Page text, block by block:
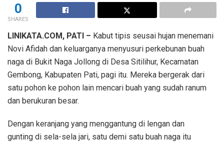
0
SHARES
LINIKATA.COM, PATI – Kabut tipis seusai hujan menemani
Novi Afidah dan keluarganya menyusuri perkebunan buah
naga di Bukit Naga Jollong di Desa Sitilihur, Kecamatan
Gembong, Kabupaten Pati, pagi itu. Mereka bergerak dari
satu pohon ke pohon lain mencari buah yang sudah ranum
dan berukuran besar.
Dengan keranjang yang menggantung di lengan dan
gunting di sela-sela jari, satu demi satu buah naga itu